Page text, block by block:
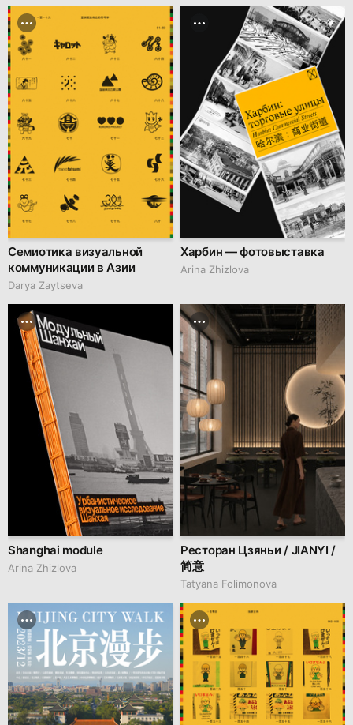
Семиотика визуальной
коммуникации в Азии
Darya Zaytseva
Харбин — фотовыставка
Arina Zhizlova
Shanghai module
Arina Zhizlova
Ресторан Цзяньи / JIANYI /
简意
Tatyana Folimonova